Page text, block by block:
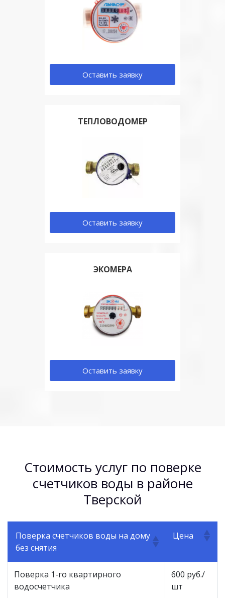
Оставить заявку
ТЕПЛОВОДОМЕР
Оставить заявку
ЭКОМЕРА
Оставить заявку
Стоимость услуг по поверке
счетчиков воды в районе
Тверской
Поверка счетчиков воды на дому
без снятия
Цена
Поверка 1-го квартирного
водосчетчика
600 руб./
шт